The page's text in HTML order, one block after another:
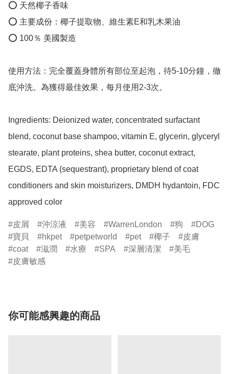
⭕️ 天然椰子香味
⭕️ 主要成份：椰子提取物、維生素E和乳木果油
⭕️ 100％ 美國製造
使用方法：完全覆蓋身體所有部位至起泡，待5-10分鐘，徹
底沖洗。為獲得最佳效果，每月使用2-3次。
Ingredients: Deionized water, concentrated surfactant
blend, coconut base shampoo, vitamin E, glycerin, glyceryl
stearate, plant proteins, shea butter, coconut extract,
EGDS, EDTA (sequestrant), proprietary blend of coat
conditioners and skin moisturizers, DMDH hydantoin, FDC
皮屑 沖涼液 美容 WarrenLondon 狗
DOG
寶貝
hkpet petpetworld pet 椰子
皮膚
coat
滋潤 水療 SPA 深層清潔
美毛
皮膚敏感
你可能感興趣的商品